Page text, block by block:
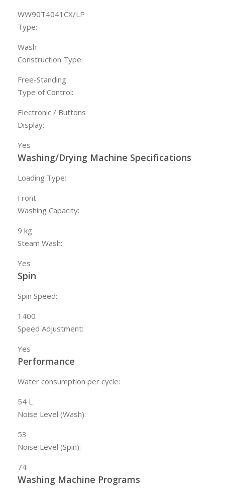
WW90T4041CX/LP
Type:
Wash
Construction Type:
Free-Standing
Type of Control:
Electronic / Buttons
Display:
Yes
Washing/Drying Machine Specifications
Loading Type:
Front
Washing Capacity:
9 kg
Steam Wash:
Yes
Spin
Spin Speed:
1400
Speed Adjustment:
Yes
Performance
Water consumption per cycle:
54 L
Noise Level (Wash):
53
Noise Level (Spin):
74
Washing Machine Programs